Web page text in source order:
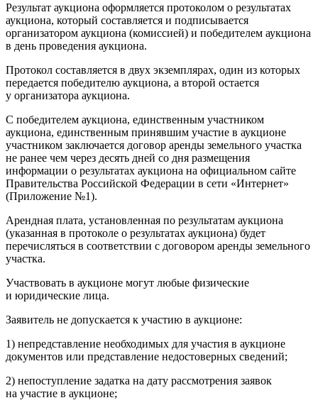
Результат аукциона оформляется протоколом о результатах
аукциона, который составляется и подписывается
организатором аукциона (комиссией) и победителем аукциона
в день проведения аукциона.
Протокол составляется в двух экземплярах, один из которых
передается победителю аукциона, а второй остается
у организатора аукциона.
С победителем аукциона, единственным участником
аукциона, единственным принявшим участие в аукционе
участником заключается договор аренды земельного участка
не ранее чем через десять дней со дня размещения
информации о результатах аукциона на официальном сайте
Правительства Российской Федерации в сети «Интернет»
(Приложение №1).
Арендная плата, установленная по результатам аукциона
(указанная в протоколе о результатах аукциона) будет
перечисляться в соответствии с договором аренды земельного
участка.
Участвовать в аукционе могут любые физические
и юридические лица.
Заявитель не допускается к участию в аукционе:
1) непредставление необходимых для участия в аукционе
документов или представление недостоверных сведений;
2) непоступление задатка на дату рассмотрения заявок
на участие в аукционе;